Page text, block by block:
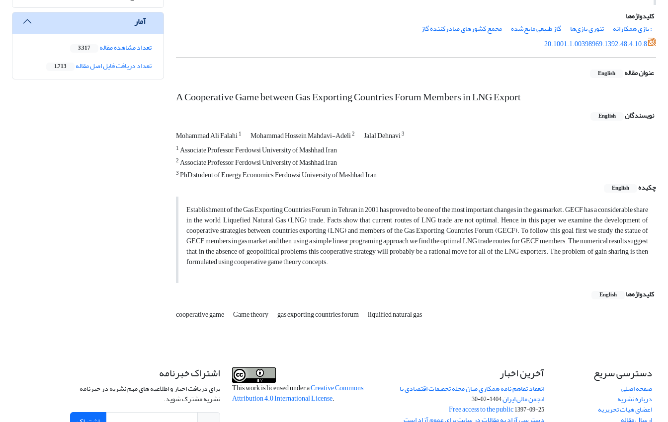
کلیدواژه‌ها
: بازی همکارانه
تئوری بازی‌ها گاز طبیعی مایع‌شده
مجمع کشورهای صادرکنندة گاز
20.1001.1.00398969.1392.48.4.10.8
عنوان مقاله English
A Cooperative Game between Gas Exporting Countries Forum Members in LNG Export
نویسندگان English
Mohammad Ali Falahi1 Mohammad Hossein Mahdavi-Adeli2 Jalal Dehnavi3
1Associate Professor, Ferdowsi University of Mashhad, Iran
2Associate Professor, Ferdowsi University of Mashhad, Iran
3PhD student of Energy Economics, Ferdowsi University of Mashhad, Iran
چکیده
English
Establishment of the Gas Exporting Countries Forum in Tehran in 2001 has proved to be one of the most important changes in the gas market. GECF has a considerable share
in the world Liquefied Natural Gas (LNG) trade. Facts show that current routes of LNG trade are not optimal. Hence, in this paper we examine the development of
cooperative strategies between countries exporting (LNG) and members of the Gas Exporting Countries Forum (GECF). To follow this goal, first we study the statue of
GECF members in gas market, and then using a simple linear programing approach we find the optimal LNG trade routes for GECF members. The numerical results suggest
that, in the absence of geopolitical problems, this cooperative strategy will probably be a rational move for all of the LNG exporters. The problem of gain sharing is then
formulated using cooperative game theory concepts.
کلیدواژه‌ها English
cooperative game Game theory gas exporting countries forum liquified natural gas
آمار
تعداد مشاهده مقاله 3,317
تعداد دریافت فایل اصل مقاله 1,713
دسترسی سریع
صفحه اصلی
درباره نشریه
اعضای هیات تحریریه
آخرین اخبار
انعقاد تفاهم نامه همکاری میان مجله تحقیقات اقتصادی با
انجمن مالی ایران1404-02-30
Free access to the public1397-09-25
This work is licensed under aCreative Commons
Attribution 4.0 International License.
اشتراک خبرنامه
برای دریافت اخبار و اطلاعیه های مهم نشریه در خبرنامه
نشریه مشترک شوید.